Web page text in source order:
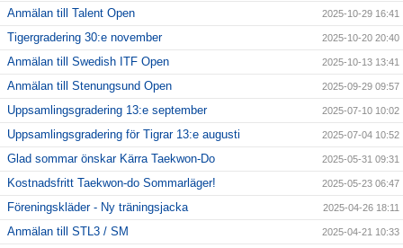
Anmälan till Talent Open 2025-10-29 16:41
Tigergradering 30:e november 2025-10-20 20:40
Anmälan till Swedish ITF Open 2025-10-13 13:41
Anmälan till Stenungsund Open 2025-09-29 09:57
Uppsamlingsgradering 13:e september 2025-07-10 10:02
Uppsamlingsgradering för Tigrar 13:e augusti 2025-07-04 10:52
Glad sommar önskar Kärra Taekwon-Do 2025-05-31 09:31
Kostnadsfritt Taekwon-do Sommarläger! 2025-05-23 06:47
Föreningskläder - Ny träningsjacka 2025-04-26 18:11
Anmälan till STL3 / SM 2025-04-21 10:33